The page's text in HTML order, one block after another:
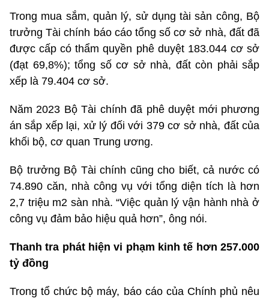
Trong mua sắm, quản lý, sử dụng tài sản công, Bộ
trưởng Tài chính báo cáo tổng số cơ sở nhà, đất đã
được cấp có thẩm quyền phê duyệt 183.044 cơ sở
(đạt 69,8%); tổng số cơ sở nhà, đất còn phải sắp
xếp là 79.404 cơ sở.
Năm 2023 Bộ Tài chính đã phê duyệt mới phương
án sắp xếp lại, xử lý đối với 379 cơ sở nhà, đất của
khối bộ, cơ quan Trung ương.
Bộ trưởng Bộ Tài chính cũng cho biết, cả nước có
74.890 căn, nhà công vụ với tổng diện tích là hơn
2,7 triệu m2 sàn nhà. “Việc quản lý vận hành nhà ở
công vụ đảm bảo hiệu quả hơn”, ông nói.
Thanh tra phát hiện vi phạm kinh tế hơn 257.000
tỷ đồng
Trong tổ chức bộ máy, báo cáo của Chính phủ nêu